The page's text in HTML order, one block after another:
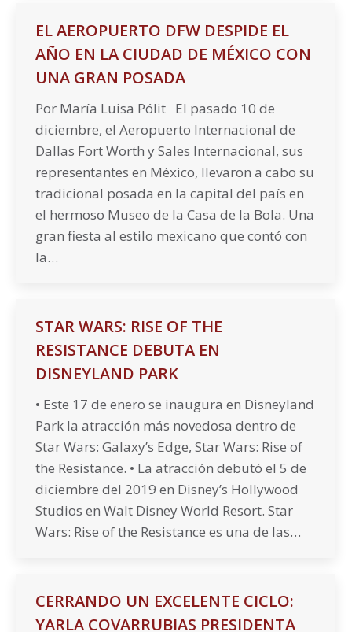
EL AEROPUERTO DFW DESPIDE EL
AÑO EN LA CIUDAD DE MÉXICO CON
UNA GRAN POSADA
Por María Luisa Pólit El pasado 10 de
diciembre, el Aeropuerto Internacional de
Dallas Fort Worth y Sales Internacional, sus
representantes en México, llevaron a cabo su
tradicional posada en la capital del país en
el hermoso Museo de la Casa de la Bola. Una
gran fiesta al estilo mexicano que contó con
la…
STAR WARS: RISE OF THE
RESISTANCE DEBUTA EN
DISNEYLAND PARK
• Este 17 de enero se inaugura en Disneyland
Park la atracción más novedosa dentro de
Star Wars: Galaxy’s Edge, Star Wars: Rise of
the Resistance. • La atracción debutó el 5 de
diciembre del 2019 en Disney’s Hollywood
Studios en Walt Disney World Resort. Star
Wars: Rise of the Resistance es una de las…
CERRANDO UN EXCELENTE CICLO:
YARLA COVARRUBIAS PRESIDENTA